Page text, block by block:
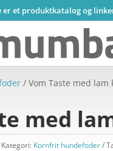
er et produktkatalog og
/ Vom Taste med
med
Kategori: Kornfrit hundefoder